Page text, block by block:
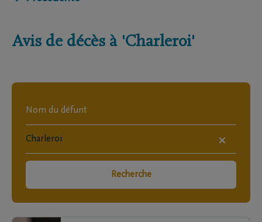
Avis de décès à 'Charleroi'
×
Recherche